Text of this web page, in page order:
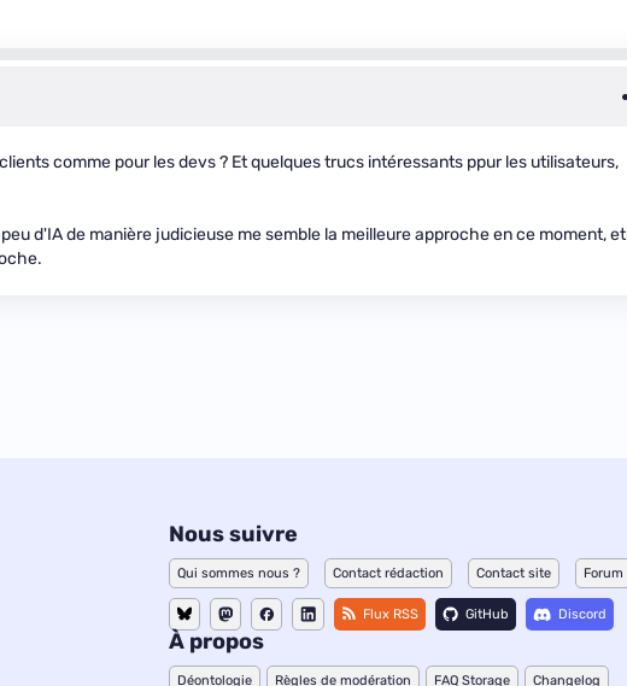
comme pour les devs ? Et quelques trucs intéressants ppur les utilisateurs,
d'IA de manière judicieuse me semble la meilleure approche en ce moment, et
Nous suivre
Qui sommes nous ? Contact rédaction Contact site Forum
Flux RSS GitHub Discord
À propos
Déontologie Règles de modération FAQ Storage Changelog